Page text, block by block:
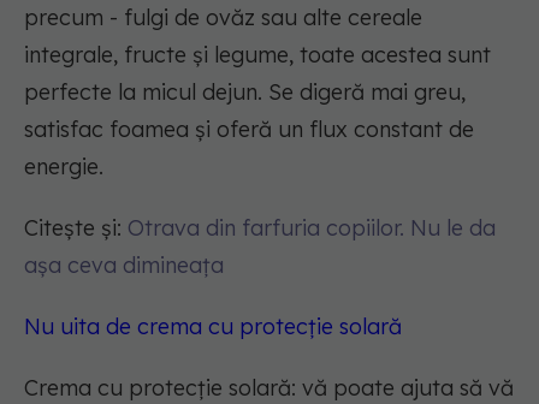
precum - fulgi de ovăz sau alte cereale
integrale, fructe și legume, toate acestea sunt
perfecte la micul dejun. Se digeră mai greu,
satisfac foamea și oferă un flux constant de
energie.
Citește și: Otrava din farfuria copiilor. Nu le da
așa ceva dimineața
Nu uita de crema cu protecție solară
Crema cu protecție solară: vă poate ajuta să vă